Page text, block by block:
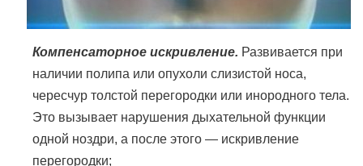
Компенсаторное искривление. Развивается при
наличии полипа или опухоли слизистой носа,
чересчур толстой перегородки или инородного тела.
Это вызывает нарушения дыхательной функции
одной ноздри, а после этого — искривление
перегородки;